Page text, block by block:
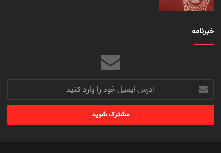
خبرنامه
آدرس
ایمیل
خود
وارد